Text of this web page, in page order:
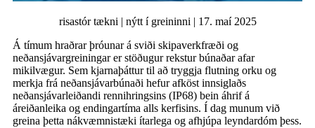
risastór tækni | nýtt í greininni | 17. maí 2025
Á tímum hraðrar þróunar á sviði skipaverkfræði og
neðansjávargreiningar er stöðugur rekstur búnaðar afar
mikilvægur. Sem kjarnaþáttur til að tryggja flutning orku og
merkja frá neðansjávarbúnaði hefur afköst innsiglaðs
neðansjávarleiðandi rennihringsins (IP68) bein áhrif á
áreiðanleika og endingartíma alls kerfisins. Í dag munum við
greina þetta nákvæmnistæki ítarlega og afhjúpa leyndardóm þess.